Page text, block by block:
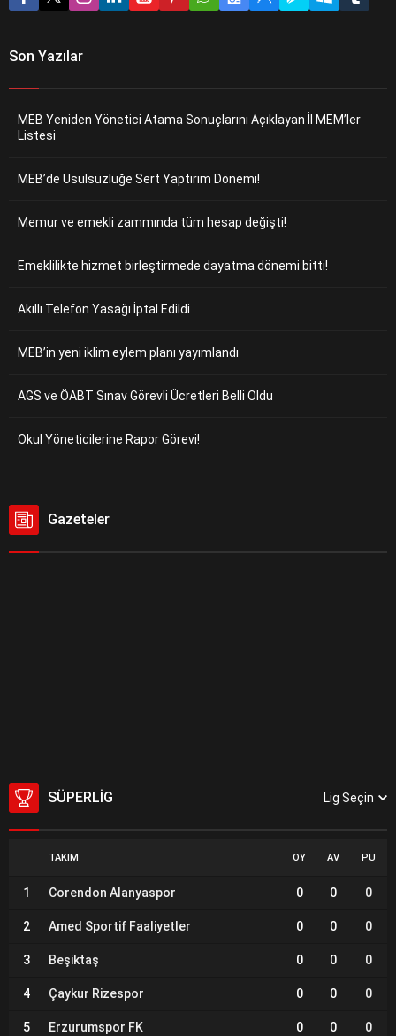
Son Yazılar
MEB Yeniden Yönetici Atama Sonuçlarını Açıklayan İl MEM’ler
Listesi
MEB’de Usulsüzlüğe Sert Yaptırım Dönemi!
Memur ve emekli zammında tüm hesap değişti!
Emeklilikte hizmet birleştirmede dayatma dönemi bitti!
Akıllı Telefon Yasağı İptal Edildi
MEB’in yeni iklim eylem planı yayımlandı
AGS ve ÖABT Sınav Görevli Ücretleri Belli Oldu
Okul Yöneticilerine Rapor Görevi!
Gazeteler
SÜPERLIG Lig Seçin
TAKIM OY AV PU
1 Corendon Alanyaspor 0 0 0
2 Amed Sportif Faaliyetler 0 0 0
3 Beşiktaş 0 0 0
4 Çaykur Rizespor 0 0 0
5 Erzurumspor FK 0 0 0